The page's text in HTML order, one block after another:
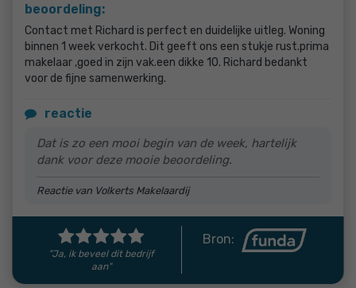
beoordeling:
Contact met Richard is perfect en duidelijke uitleg. Woning
binnen 1 week verkocht. Dit geeft ons een stukje rust.prima
makelaar ,goed in zijn vak.een dikke 10. Richard bedankt
voor de fijne samenwerking.
reactie
Dat is zo een mooi begin van de week, hartelijk
dank voor deze mooie beoordeling.
Reactie van Volkerts Makelaardij
"Ja, ik beveel dit bedrijf
aan"
Bron: